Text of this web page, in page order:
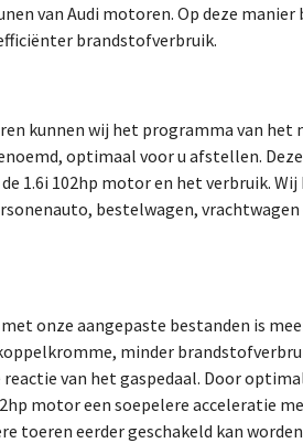
van Audi motoren. Op deze manier
brandstofverbruik.
kunnen wij het programma van
optimaal voor u afstellen.
1.6i 102hp motor en het verbruik. Wij
bestelwagen,
onze aangepaste bestanden is
minder
van het gaspedaal. Door
motor een soepelere acceleratie
toeren eerder geschakeld kan